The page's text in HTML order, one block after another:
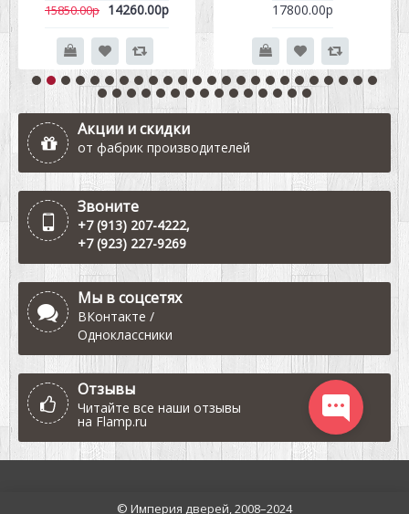
15850.00р 14260.00р 17800.00р
Акции и скидки
от фабрик производителей
Звоните
+7 (913) 207-4222,
+7 (923) 227-9269
Мы в соцсетях
ВКонтакте /
Одноклассники
Отзывы
Читайте все наши отзывы
на Flamp.ru
© Империя дверей, 2008–2024